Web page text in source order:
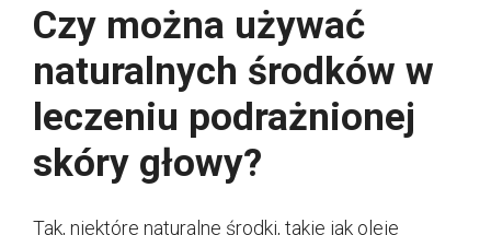
Czy można używać
naturalnych środków w
leczeniu podrażnionej
skóry głowy?
Tak, niektóre naturalne środki, takie jak oleje